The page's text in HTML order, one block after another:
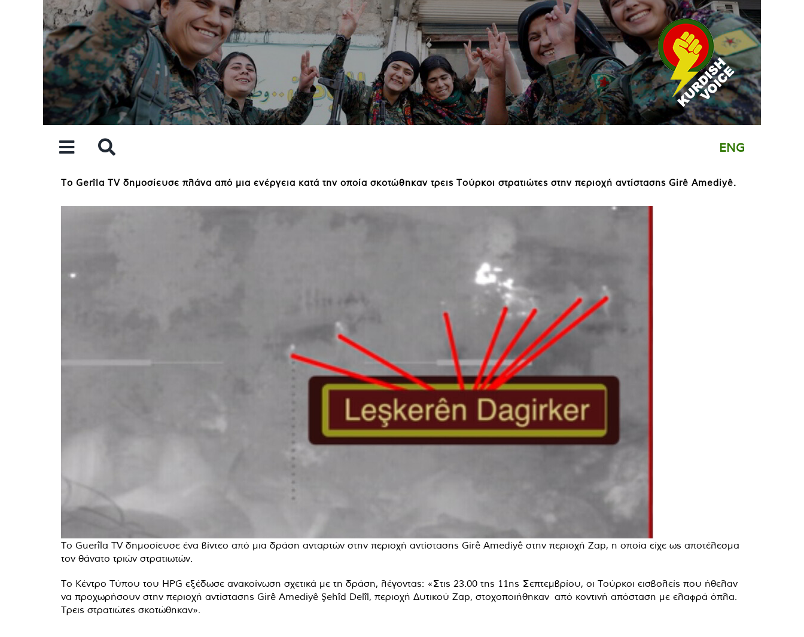
ENG
Το Gerîla TV δημοσίευσε πλάνα από μια ενέργεια κατά την οποία σκοτώθηκαν τρεις Τούρκοι στρατιώτες στην περιοχή αντίστασης Girê Amediyê.
Το Guerîla TV δημοσίευσε ένα βίντεο από μια δράση ανταρτών στην περιοχή αντίστασης Girê Amediyê στην περιοχή Zap, η οποία είχε ως αποτέλεσμα
τον θάνατο τριών στρατιωτών.
Το Κέντρο Τύπου του HPG εξέδωσε ανακοίνωση σχετικά με τη δράση, λέγοντας: «Στις 23.00 της 11ης Σεπτεμβρίου, οι Τούρκοι εισβολείς που ήθελαν
να προχωρήσουν στην περιοχή αντίστασης Girê Amediyê Şehîd Delîl, περιοχή Δυτικού Zap, στοχοποιήθηκαν από κοντινή απόσταση με ελαφρά όπλα.
Τρεις στρατιώτες σκοτώθηκαν».